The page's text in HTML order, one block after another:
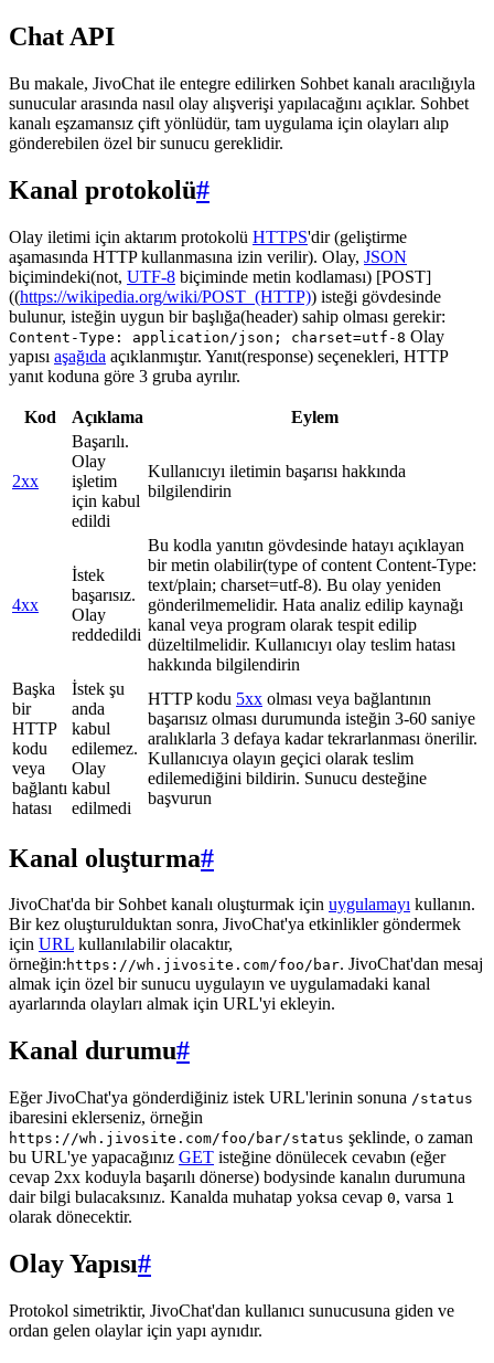
Chat API
Bu makale, JivoChat ile entegre edilirken Sohbet kanalı aracılığıyla
sunucular arasında nasıl olay alışverişi yapılacağını açıklar. Sohbet
kanalı eşzamansız çift yönlüdür, tam uygulama için olayları alıp
gönderebilen özel bir sunucu gereklidir.
Kanal protokolü#
Olay iletimi için aktarım protokolü HTTPS'dir (geliştirme
aşamasında HTTP kullanmasına izin verilir). Olay, JSON
biçimindeki(not, UTF-8 biçiminde metin kodlaması) [POST]
((https://wikipedia.org/wiki/POST_(HTTP)) isteği gövdesinde
bulunur, isteğin uygun bir başlığa(header) sahip olması gerekir:
Content-Type: application/json; charset=utf-8 Olay
yapısı aşağıda açıklanmıştır. Yanıt(response) seçenekleri, HTTP
yanıt koduna göre 3 gruba ayrılır.
Kod Açıklama Eylem
2xx
Başarılı.
Olay
işletim
için kabul
edildi
Kullanıcıyı iletimin başarısı hakkında
bilgilendirin
4xx
İstek
başarısız.
Olay
reddedildi
Bu kodla yanıtın gövdesinde hatayı açıklayan
bir metin olabilir(type of content Content-Type:
text/plain; charset=utf-8). Bu olay yeniden
gönderilmemelidir. Hata analiz edilip kaynağı
kanal veya program olarak tespit edilip
düzeltilmelidir. Kullanıcıyı olay teslim hatası
hakkında bilgilendirin
Başka
bir
HTTP
kodu
veya
bağlantı
hatası
İstek şu
anda
kabul
edilemez.
Olay
kabul
edilmedi
HTTP kodu 5xx olması veya bağlantının
başarısız olması durumunda isteğin 3-60 saniye
aralıklarla 3 defaya kadar tekrarlanması önerilir.
Kullanıcıya olayın geçici olarak teslim
edilemediğini bildirin. Sunucu desteğine
başvurun
Kanal oluşturma#
JivoChat'da bir Sohbet kanalı oluşturmak için uygulamayı kullanın.
Bir kez oluşturulduktan sonra, JivoChat'ya etkinlikler göndermek
için URL kullanılabilir olacaktır,
örneğin: https://wh.jivosite.com/foo/bar. JivoChat'dan mesaj
almak için özel bir sunucu uygulayın ve uygulamadaki kanal
ayarlarında olayları almak için URL'yi ekleyin.
Kanal durumu#
Eğer JivoChat'ya gönderdiğiniz istek URL'lerinin sonuna /status
ibaresini eklerseniz, örneğin
https://wh.jivosite.com/foo/bar/status şeklinde, o zaman
bu URL'ye yapacağınız GET isteğine dönülecek cevabın (eğer
cevap 2xx koduyla başarılı dönerse) bodysinde kanalın durumuna
dair bilgi bulacaksınız. Kanalda muhatap yoksa cevap 0, varsa 1
olarak dönecektir.
Olay Yapısı#
Protokol simetriktir, JivoChat'dan kullanıcı sunucusuna giden ve
ordan gelen olaylar için yapı aynıdır.